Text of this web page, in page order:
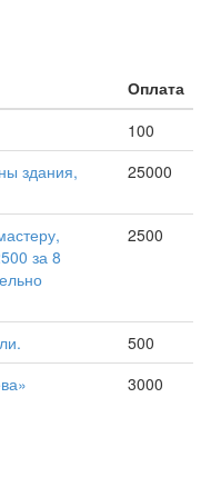
Оплата
100
здания,
25000
за 8
2500
500
3000